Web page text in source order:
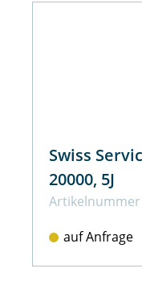
Swiss
20000, 5J
Artikel­nummer
auf Anfrage